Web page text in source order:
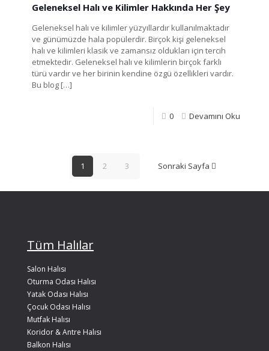
Geleneksel Halı ve Kilimler Hakkında Her Şey
Geleneksel halı ve kilimler yüzyıllardır kullanılmaktadır
ve günümüzde hala popülerdir. Birçok kişi geleneksel
halı ve kilimleri klasik ve zamansız oldukları için tercih
etmektedir. Geleneksel halı ve kilimlerin birçok farklı
türü vardır ve her birinin kendine özgü özellikleri vardır.
Bu blog […]
0 Devamını Oku
1 2 3 Sonraki Sayfa
Tüm Halılar
Salon Halısı
Oturma Odası Halısı
Yatak Odası Halısı
Çocuk Odası Halısı
Mutfak Halısı
Koridor & Antre Halısı
Balkon Halısı